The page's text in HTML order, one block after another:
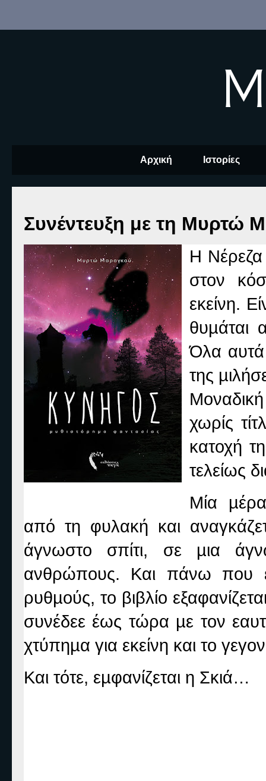
Αρχική Ιστορίες
Συνέντευξη με τη Μυρτώ
Η Νέρεζα
στον
εκείνη.
θυµάται
Όλα
της
χωρίς
κατοχή
τελείως
Μία
από τη φυλακή και
άγνωστο σπίτι, σε µια
ανθρώπους. Και πάνω που
ρυθµούς, το βιβλίο
συνέδεε έως τώρα µε τον
χτύπηµα για εκείνη και το
Και τότε, εµφανίζεται η Σκιά…